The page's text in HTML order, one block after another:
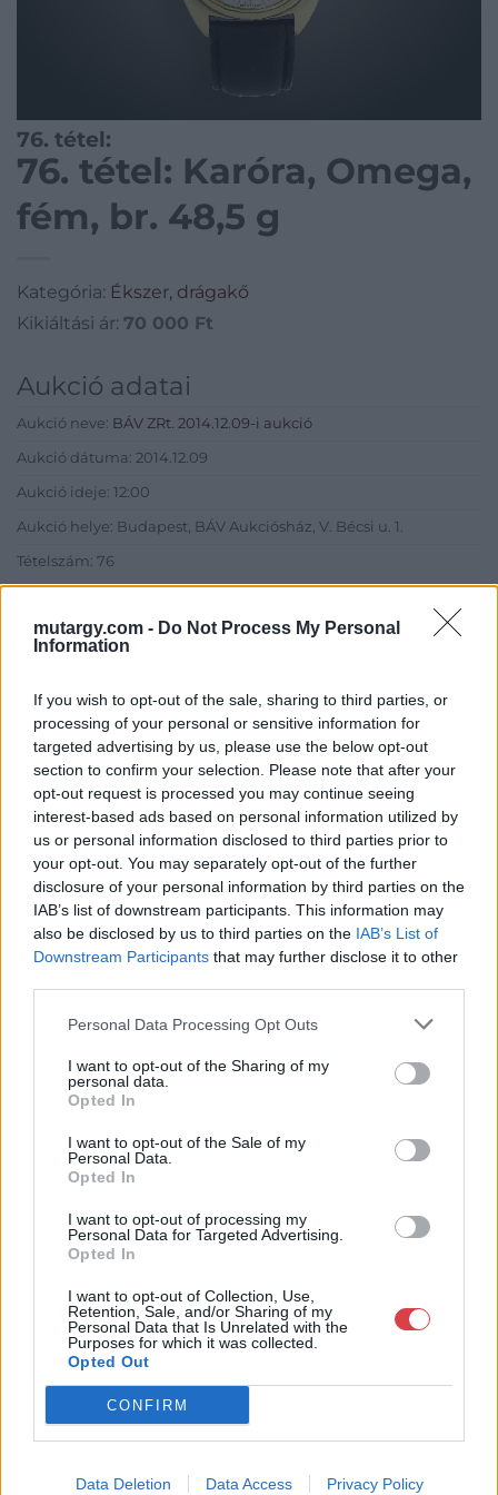
mutargy.com - Do Not Process My Personal
Information
If you wish to opt-out of the sale, sharing to third parties, or
processing of your personal or sensitive information for
targeted advertising by us, please use the below opt-out
section to confirm your selection. Please note that after your
opt-out request is processed you may continue seeing
interest-based ads based on personal information utilized by
us or personal information disclosed to third parties prior to
your opt-out. You may separately opt-out of the further
disclosure of your personal information by third parties on the
IAB’s list of downstream participants. This information may
also be disclosed by us to third parties on the IAB’s List of
Downstream Participants that may further disclose it to other
Personal Data Processing Opt Outs
I want to opt-out of the Sharing of my
personal data.
Opted In
I want to opt-out of the Sale of my
Personal Data.
Opted In
I want to opt-out of processing my
Personal Data for Targeted Advertising.
Opted In
I want to opt-out of Collection, Use,
Retention, Sale, and/or Sharing of my
Personal Data that Is Unrelated with the
Purposes for which it was collected.
Opted Out
CONFIRM
Data Deletion Data Access Privacy Policy
76. tétel:
76. tétel: Karóra, Omega,
fém, br. 48,5 g
Kategória: Ékszer, drágakő
Kikiáltási ár: 70 000 Ft
Aukció adatai
Aukció neve: BÁV ZRt. 2014.12.09-i aukció
Aukció dátuma: 2014.12.09
Aukció ideje: 12:00
Aukció helye: Budapest, BÁV Aukciósház, V. Bécsi u. 1.
Tételszám: 76
Eladó adatai
Galéria
Cím: BÁV ZRt.
1027 Budapest, Csalogány u.
23-33.
Telefon: (06 1) 331 0513
Weboldal:http://bav-art.hu
Bemutatkozás: Az ország legnagyobb múltú, 240 esztendeje
jogfolytonosan működő magyar vállalkozásaként a BÁV ZRt.
óriási tapasztalatával, szakmai tekintélyével és
megbízhatóságával hagyományosan a magyar
műkereskedelem meghatározó szereplője. A 2007-ben
megújult BÁV Aukciósház mára a magyarországi
és árverési központtá vált. . Hazánk legnagyobb
felkészült munkatársai a hét hat napján állnak a műtárgyat
eladni, vagy venni kívánók rendelkezésére.
GALÉRIA TOVÁBBI MŰTÁRGYAI
KAPCSOLÓDÓ MŰTÁRGYAK